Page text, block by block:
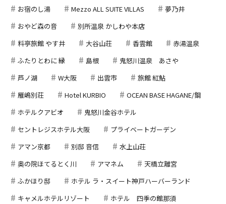
お宿のし湯
Mezzo ALL SUITE VILLAS
夢乃井
おやど森の音
別所温泉 かしわや本店
料亭旅館 やす井
大谷山荘 香雲館
赤湯温泉
ふたりとわに 縁
島根
鬼怒川温泉 あさや
芦ノ湖
W大阪 出雲市
旅館 紅鮎
雁嶋別荘
Hotel KURBIO
OCEAN BASE HAGANE/鋼
ホテルクアビオ
鬼怒川金谷ホテル
セントレジスホテル大阪
プライベートガーデン
アマン京都
別邸 音信
水上山荘
奥の院ほてるとく川
アマネム
天橋立離宮
ふかほり邸
ホテル ラ・スイート神戸ハーバーランド
キャメルホテルリゾート
ホテル 四季の館那須